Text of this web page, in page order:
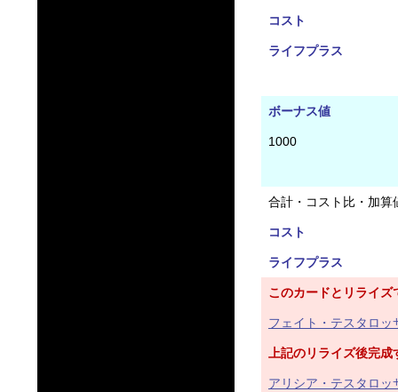
コスト
ライフプラス
ボーナス値
1000
合計・コスト比・加算
コスト
ライフプラス
このカードとリライズ
フェイト・テスタロ
上記のリライズ後完
アリシア・テスタロ